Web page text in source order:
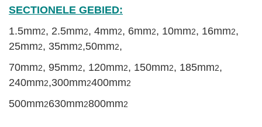
SECTIONELE GEBIED:
1.5mm2, 2.5mm2, 4mm2, 6mm2, 10mm2, 16mm2,
25mm2, 35mm2,50mm2,
70mm2, 95mm2, 120mm2, 150mm2, 185mm2,
240mm2,300mm2400mm2
500mm2630mm2800mm2